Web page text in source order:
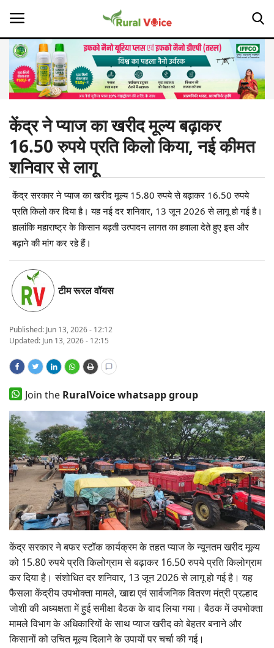
Home
Contact
About Us
Leadership Profiles
Opinion
Politics
Magazine
States
Events
Agritech
Cooperatives
International
Rural Dialogue
Ground Report
Gallery
National
Latest News
केंद्र ने प्याज का खरीद मूल्य बढ़ाकर
16.50 रुपये प्रति किलो किया, नई कीमत
शनिवार से लागू
केंद्र सरकार ने प्याज का खरीद मूल्य 15.80 रुपये से बढ़ाकर 16.50 रुपये
प्रति किलो कर दिया है। यह नई दर शनिवार, 13 जून 2026 से लागू हो गई है।
हालांकि महाराष्ट्र के किसान बढ़ती उत्पादन लागत का हवाला देते हुए इस और
बढ़ाने की मांग कर रहे हैं।
टीम रूरल वॉयस
Published: Jun 13, 2026 - 12:12
Updated: Jun 13, 2026 - 12:15
Join the RuralVoice whatsapp group
केंद्र सरकार ने बफर स्टॉक कार्यक्रम के तहत प्याज के न्यूनतम खरीद मूल्य
को 15.80 रुपये प्रति किलोग्राम से बढ़ाकर 16.50 रुपये प्रति किलोग्राम
कर दिया है। संशोधित दर शनिवार, 13 जून 2026 से लागू हो गई है। यह
फैसला केंद्रीय उपभोक्ता मामले, खाद्य एवं सार्वजनिक वितरण मंत्री प्रल्हाद
जोशी की अध्यक्षता में हुई समीक्षा बैठक के बाद लिया गया। बैठक में उपभोक्ता
मामले विभाग के अधिकारियों के साथ प्याज खरीद को बेहतर बनाने और
किसानों को उचित मूल्य दिलाने के उपायों पर चर्चा की गई।